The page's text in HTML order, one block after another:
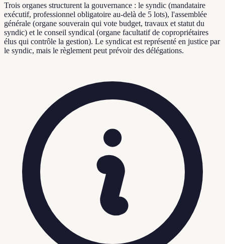
Trois organes structurent la gouvernance : le syndic (mandataire
exécutif, professionnel obligatoire au-delà de 5 lots), l'assemblée
générale (organe souverain qui vote budget, travaux et statut du
syndic) et le conseil syndical (organe facultatif de copropriétaires
élus qui contrôle la gestion). Le syndicat est représenté en justice par
le syndic, mais le règlement peut prévoir des délégations.